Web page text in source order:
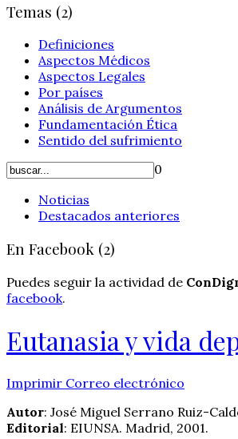
Temas (2)
Definiciones
Aspectos Médicos
Aspectos Legales
Por países
Análisis de Argumentos
Fundamentación Ética
Sentido del sufrimiento
0
Noticias
Destacados anteriores
En Facebook (2)
Puedes seguir la actividad de
facebook.
Eutanasia y vida
Imprimir Correo electrónico
Autor: José Miguel Serrano Ruiz-
Editorial: EIUNSA. Madrid, 2001.